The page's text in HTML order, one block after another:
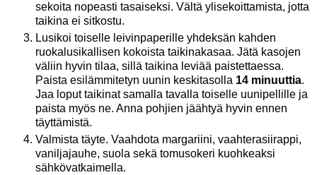
sekoita nopeasti tasaiseksi. Vältä ylisekoittamista, jotta
taikina ei sitkostu.
Lusikoi toiselle leivinpaperille yhdeksän kahden
ruokalusikallisen kokoista taikinakasaa. Jätä kasojen
väliin hyvin tilaa, sillä taikina leviää paistettaessa.
Paista esilämmitetyn uunin keskitasolla 14 minuuttia.
Jaa loput taikinat samalla tavalla toiselle uunipellille ja
paista myös ne. Anna pohjien jäähtyä hyvin ennen
täyttämistä.
Valmista täyte. Vaahdota margariini, vaahterasiirappi,
vaniljajauhe, suola sekä tomusokeri kuohkeaksi
sähkövatkaimella.